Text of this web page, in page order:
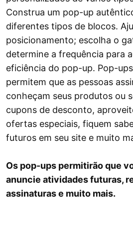
Construa um pop-up
diferentes tipos de blocos.
posicionamento; escolha o
determine a frequência para
eficiência do pop-up. Pop-
permitem que as pessoas
conheçam seus produtos ou
cupons de desconto,
ofertas especiais, fiquem
futuros em seu site e muito
Os pop-ups permitirão que
anuncie atividades futuras,
assinaturas e muito mais.